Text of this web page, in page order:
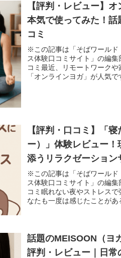
【評判・レビュー】
本気で使ってみた！話
コミ
※この記事は「そばワールド
ス体験口コミサイト」の編
コミ最近、リモートワーク
「オンラインヨガ」が人気
【評判・口コミ】「
ー）」体験レビュー！
添うリラクゼーショ
※この記事は「そばワールド
ス体験口コミサイト」の編
コミ眠れない夜やストレス
なたも一度は感じたことが
話題のMEISOON（ヨ
評判・レビュー｜日